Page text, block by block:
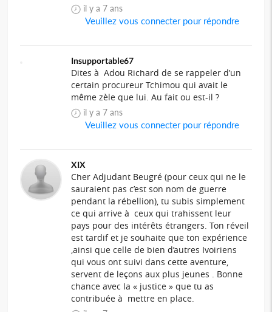
il y a 7 ans
Veuillez vous connecter pour répondre
Insupportable67
Dites à Adou Richard de se rappeler d’un
certain procureur Tchimou qui avait le
même zèle que lui. Au fait ou est-il ?
il y a 7 ans
Veuillez vous connecter pour répondre
XIX
Cher Adjudant Beugré (pour ceux qui ne le
sauraient pas c’est son nom de guerre
pendant la rébellion), tu subis simplement
ce qui arrive à ceux qui trahissent leur
pays pour des intérêts étrangers. Ton réveil
est tardif et je souhaite que ton expérience
,ainsi que celle de bien d’autres Ivoiriens
qui vous ont suivi dans cette aventure,
servent de leçons aux plus jeunes . Bonne
chance avec la « justice » que tu as
contribuée à mettre en place.